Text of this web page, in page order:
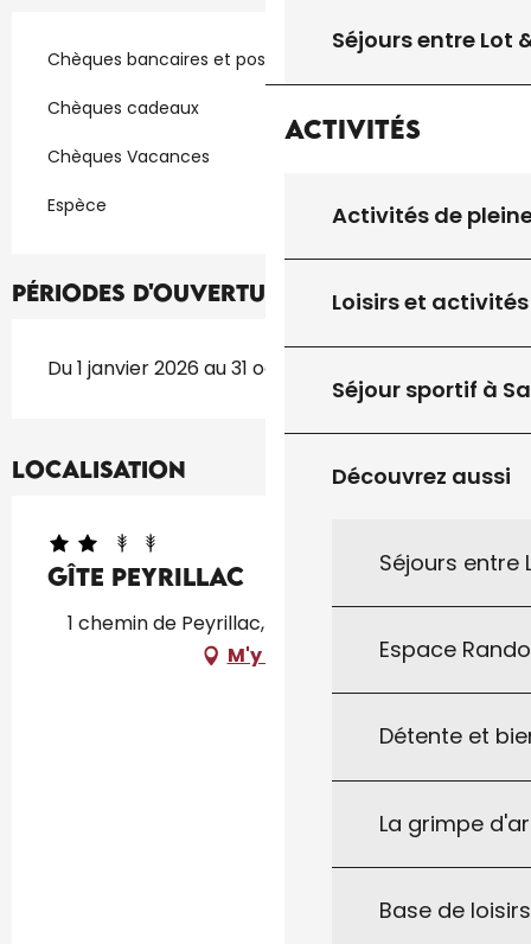
Séjours entre Lot
Activités
Activités de
Loisirs et activités
Séjour sportif à
Découvrez aussi
Séjours entre
Espace
Détente et
La grimpe
Base de
Chèques bancaires et postaux
Chèques cadeaux
Chèques Vacances
Espèce
Périodes d'ouverture
Du 1 janvier 2026 au 31 octobre 2026
Localisation
Gîte Peyrillac
1 chemin de Peyrillac, 46340 Lavercantière
M'y rendre